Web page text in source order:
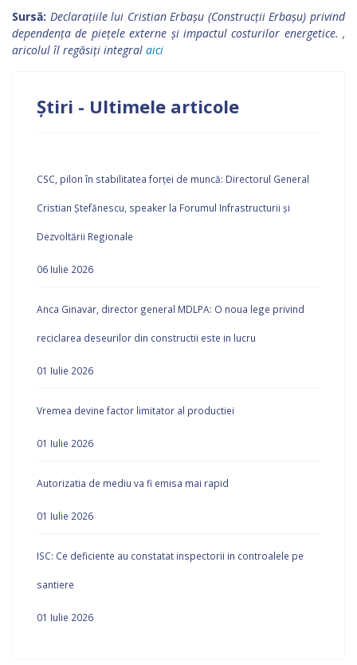
Sursă: Declarațiile lui Cristian Erbașu (Construcții Erbașu) privind
dependența de piețele externe și impactul costurilor energetice. ,
aricolul îl regăsiți integral aici
Știri - Ultimele articole
CSC, pilon în stabilitatea forței de muncă: Directorul General
Cristian Ștefănescu, speaker la Forumul Infrastructurii și
Dezvoltării Regionale
06 Iulie 2026
Anca Ginavar, director general MDLPA: O noua lege privind
reciclarea deseurilor din constructii este in lucru
01 Iulie 2026
Vremea devine factor limitator al productiei
01 Iulie 2026
Autorizatia de mediu va fi emisa mai rapid
01 Iulie 2026
ISC: Ce deficiente au constatat inspectorii in controalele pe
santiere
01 Iulie 2026